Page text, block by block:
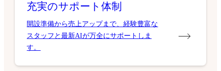
充実のサポート体制
開設準備から売上アップまで、経験豊富な
スタッフと最新AIが万全にサポートしま
す。